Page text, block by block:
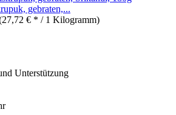
gebraten,...
€ * / 1 Kilogramm)
Unterstützung